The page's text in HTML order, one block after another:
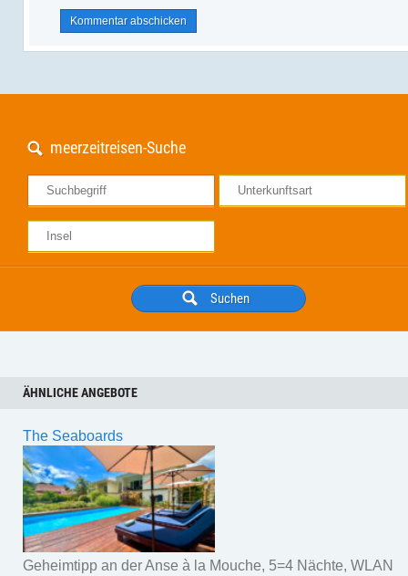
meerzeitreisen-Suche
ÄHNLICHE ANGEBOTE
The Seaboards
Geheimtipp an der Anse à la Mouche, 5=4 Nächte, WLAN